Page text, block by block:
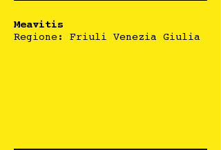
Meavitis
Regione: Friuli Venezia Giulia